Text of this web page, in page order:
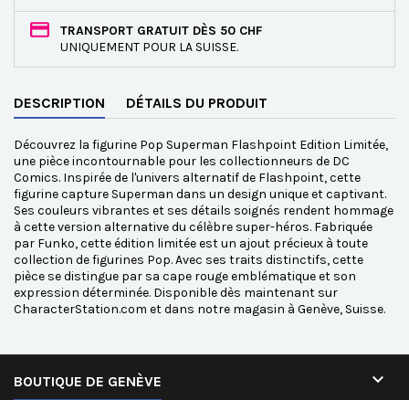
TRANSPORT GRATUIT DÈS 50 CHF
UNIQUEMENT POUR LA SUISSE.
DESCRIPTION DÉTAILS DU PRODUIT
Découvrez la figurine Pop Superman Flashpoint Edition Limitée,
une pièce incontournable pour les collectionneurs de DC
Comics. Inspirée de l'univers alternatif de Flashpoint, cette
figurine capture Superman dans un design unique et captivant.
Ses couleurs vibrantes et ses détails soignés rendent hommage
à cette version alternative du célèbre super-héros. Fabriquée
par Funko, cette édition limitée est un ajout précieux à toute
collection de figurines Pop. Avec ses traits distinctifs, cette
pièce se distingue par sa cape rouge emblématique et son
expression déterminée. Disponible dès maintenant sur
CharacterStation.com et dans notre magasin à Genève, Suisse.
BOUTIQUE DE GENÈVE 